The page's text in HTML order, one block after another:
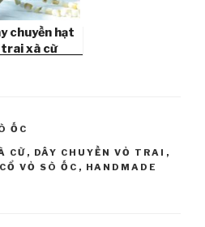
chuyền hạt
trai xà cừ
ỐC
CỪ , DÂY CHUYỀN VỎ TRAI ,
VỎ SÒ ỐC , HANDMADE